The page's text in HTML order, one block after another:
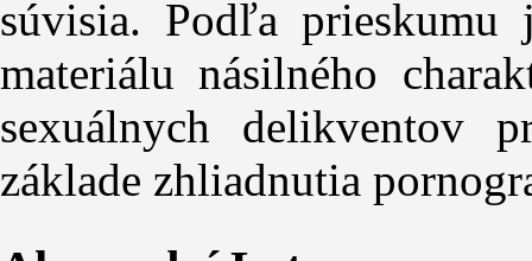
súvisia. Podľa
materiálu násilného
sexuálnych delikventov
základe zhliadnutia